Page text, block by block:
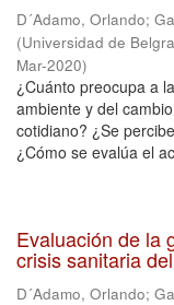
D´Adamo, Orlando;
(Universidad de
Mar-2020)
¿Cuánto preocupa a
ambiente y del
cotidiano? ¿Se
¿Cómo se evalúa el
Evaluación de la
crisis sanitaria
D´Adamo, Orlando;